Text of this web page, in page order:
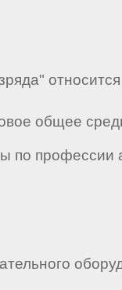
общее
профессии